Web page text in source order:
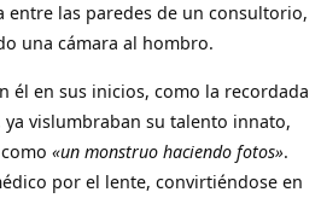
entre las paredes de un consultorio,
una cámara al hombro.
él en sus inicios, como la recordada
vislumbraban su talento innato,
«un monstruo haciendo fotos».
por el lente, convirtiéndose en